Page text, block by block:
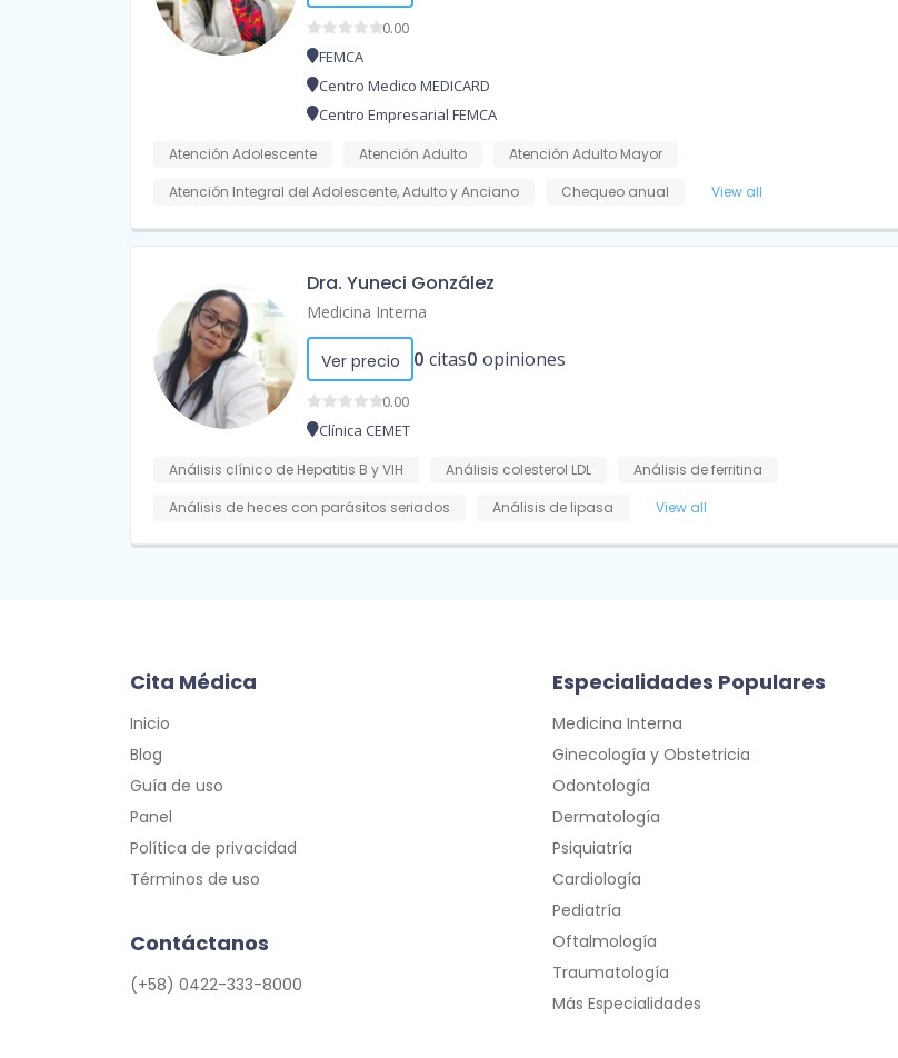
0.00
FEMCA
Centro Medico MEDICARD
Centro Empresarial FEMCA
Atención Adolescente Atención Adulto
Atención Adulto Mayor
Atención Integral del Adolescente, Adulto y Anciano
Chequeo anual View all
Dra. Yuneci González
Medicina Interna
Ver precio 0 citas0 opiniones
0.00
Clínica CEMET
Análisis clínico de Hepatitis B y VIH Análisis colesterol LDL
Análisis de ferritina
Análisis de heces con parásitos seriados
Análisis de lipasa View all
Cita Médica
Inicio
Blog
Guía de uso
Panel
Política de privacidad
Términos de uso
Contáctanos
(+58) 0422-333-8000
Especialidades Populares
Medicina Interna
Ginecología y Obstetricia
Odontología
Dermatología
Psiquiatría
Cardiología
Pediatría
Oftalmología
Traumatología
Más Especialidades